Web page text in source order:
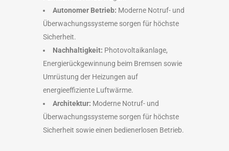
Autonomer Betrieb: Moderne Notruf- und
Überwachungssysteme sorgen für höchste
Sicherheit.
Nachhaltigkeit: Photovoltaikanlage,
Energierückgewinnung beim Bremsen sowie
Umrüstung der Heizungen auf
energieeffiziente Luftwärme.
Architektur: Moderne Notruf- und
Überwachungssysteme sorgen für höchste
Sicherheit sowie einen bedienerlosen Betrieb.